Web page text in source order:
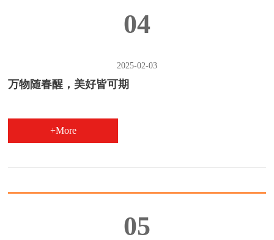
04
2025-02-03
万物随春醒，美好皆可期
+More
05